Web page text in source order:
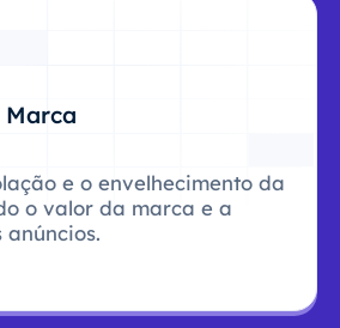
e o envelhecimento da
o valor da marca e a